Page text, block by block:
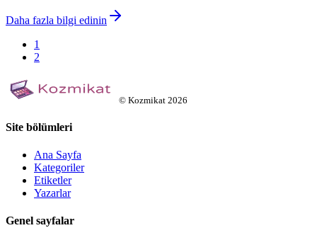
Daha fazla bilgi edinin
1
2
© Kozmikat 2026
Site bölümleri
Ana Sayfa
Kategoriler
Etiketler
Yazarlar
Genel sayfalar